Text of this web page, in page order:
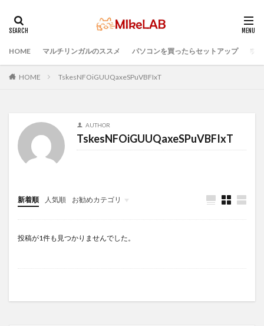
HOME マルチリンガルのススメ パソコンを買ったらセットアップ プ
HOME TskesNFOiGUUQaxeSPuVBFIxT
AUTHOR
TskesNFOiGUUQaxeSPuVBFIxT
新着順 人気順 お勧めカテゴリ
Infomation
投稿が1件も見つかりませんでした。
タグ
PC選択 ウィルス対策
PC準備
どれがいい
選ぶ
プログラミング言語
ブラインドタッチ